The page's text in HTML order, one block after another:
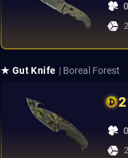
★ Gut Knife | Boreal Forest